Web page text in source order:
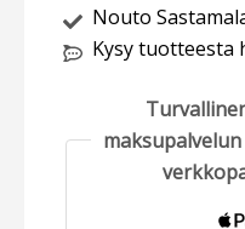
Nouto
Kysy tuotteesta